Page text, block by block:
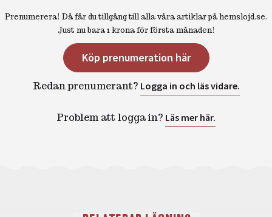
Prenumerera! Då får du tillgång till alla våra artiklar på hemslojd.se.
Just nu bara 1 krona för första månaden!
Köp prenumeration här
Redan prenumerant? Logga in och läs vidare.
Problem att logga in? Läs mer här.